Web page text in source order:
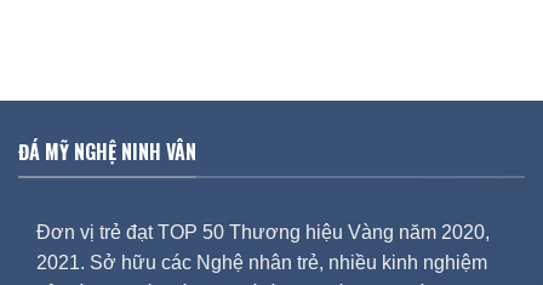
ĐÁ MỸ NGHỆ NINH VÂN
Đơn vị trẻ đạt TOP 50 Thương hiệu Vàng năm 2020,
2021. Sở hữu các Nghệ nhân trẻ, nhiều kinh nghiệm